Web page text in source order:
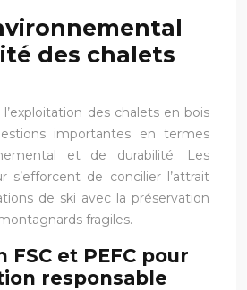
des chalets
des chalets en bois
importantes en termes
et de durabilité. Les
s’efforcent de concilier l’attrait
de ski avec la préservation
fragiles.
et PEFC pour
responsable